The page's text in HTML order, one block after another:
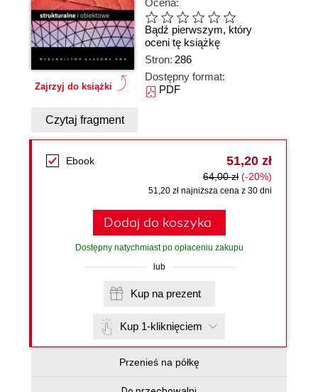
Zajrzyj do książki
Ocena:
Bądź pierwszym, który
oceni tę książkę
Stron: 286
Dostępny format:
PDF
Czytaj fragment
Ebook 51,20 zł
64,00 zł (-20%)
51,20 zł najniższa cena z 30 dni
Dodaj do koszyka
Dostępny natychmiast po opłaceniu zakupu
lub
Kup na prezent
Kup 1-kliknięciem
Przenieś na półkę